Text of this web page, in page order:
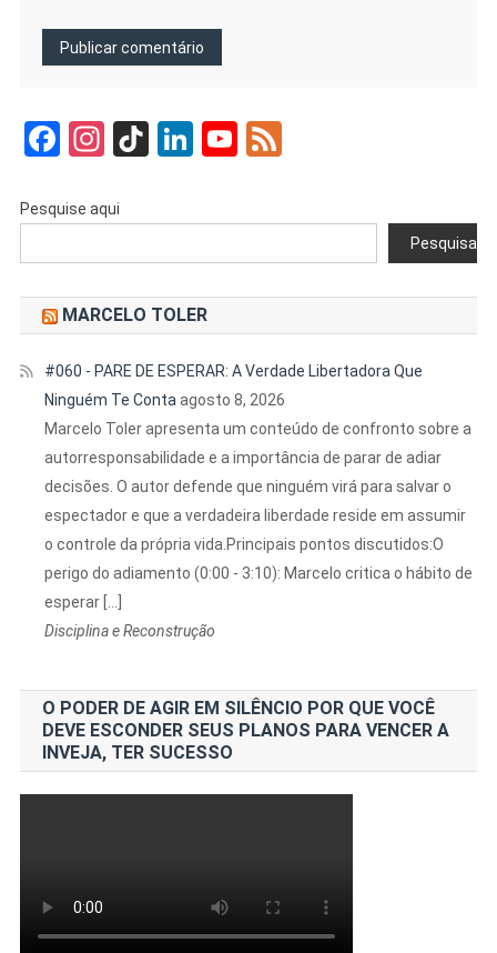
Facebook
Instagram
TikTok
LinkedIn
YouTube
Feed
Pesquise aqui
Pesquisar
MARCELO TOLER
#060 - PARE DE ESPERAR: A Verdade Libertadora Que
Ninguém Te Conta agosto 8, 2026
Marcelo Toler apresenta um conteúdo de confronto sobre a
autorresponsabilidade e a importância de parar de adiar
decisões. O autor defende que ninguém virá para salvar o
espectador e que a verdadeira liberdade reside em assumir
o controle da própria vida.Principais pontos discutidos:O
perigo do adiamento (0:00 - 3:10): Marcelo critica o hábito de
esperar […]
Disciplina e Reconstrução
O PODER DE AGIR EM SILÊNCIO POR QUE VOCÊ
DEVE ESCONDER SEUS PLANOS PARA VENCER A
INVEJA, TER SUCESSO